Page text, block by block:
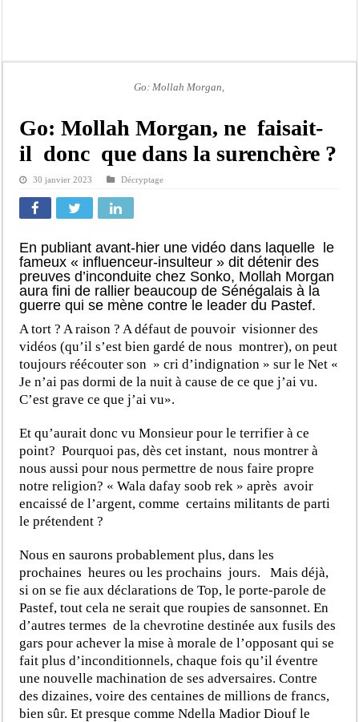
Scandale de pédophilie, acte contre nature : Un coach de football démasqué
Affaire Farba Ngom : La balle, dans le camp du procureur financier
Succession de Pape Thiaw : la bombe à retardement qui menace la FSF
Baisse des réserves de sang : au CNTS de Dakar, des citoyens répondent à
Go: Mollah Morgan,
Go: Mollah Morgan, ne faisait-
il donc que dans la surenchère ?
30 janvier 2023 Décryptage
En publiant avant-hier une vidéo dans laquelle le
fameux « influenceur-insulteur » dit détenir des
preuves d’inconduite chez Sonko, Mollah Morgan
aura fini de rallier beaucoup de Sénégalais à la
guerre qui se mène contre le leader du Pastef.
A tort ? A raison ? A défaut de pouvoir visionner des
vidéos (qu’il s’est bien gardé de nous montrer), on peut
toujours réécouter son » cri d’indignation » sur le Net «
Je n’ai pas dormi de la nuit à cause de ce que j’ai vu.
C’est grave ce que j’ai vu».
Et qu’aurait donc vu Monsieur pour le terrifier à ce
point? Pourquoi pas, dès cet instant, nous montrer à
nous aussi pour nous permettre de nous faire propre
notre religion? « Wala dafay soob rek » après avoir
encaissé de l’argent, comme certains militants de parti
le prétendent ?
Nous en saurons probablement plus, dans les
prochaines heures ou les prochains jours. Mais déjà,
si on se fie aux déclarations de Top, le porte-parole de
Pastef, tout cela ne serait que roupies de sansonnet. En
d’autres termes de la chevrotine destinée aux fusils des
gars pour achever la mise à morale de l’opposant qui se
fait plus d’inconditionnels, chaque fois qu’il éventre
une nouvelle machination de ses adversaires. Contre
des dizaines, voire des centaines de millions de francs,
bien sûr. Et presque comme Ndella Madior Diouf le